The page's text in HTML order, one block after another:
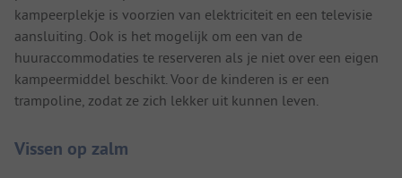
kampeerplekje is voorzien van elektriciteit en een televisie
aansluiting. Ook is het mogelijk om een van de
huuraccommodaties te reserveren als je niet over een eigen
kampeermiddel beschikt. Voor de kinderen is er een
trampoline, zodat ze zich lekker uit kunnen leven.
Vissen op zalm